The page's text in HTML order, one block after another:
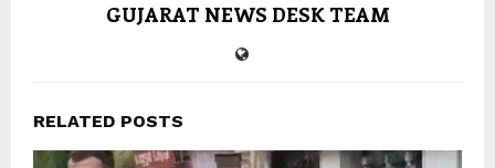
GUJARAT NEWS DESK TEAM
RELATED POSTS